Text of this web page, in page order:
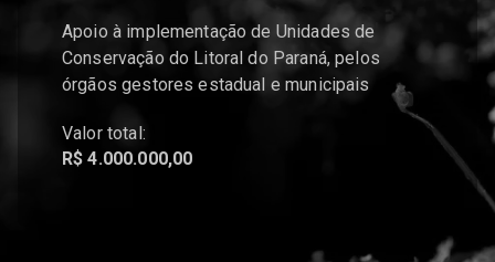
Apoio à implementação de Unidades de
Conservação do Litoral do Paraná, pelos
órgãos gestores estadual e municipais
Valor total:
R$ 4.000.000,00